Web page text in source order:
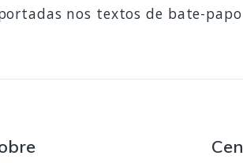
nos textos de bate-papo